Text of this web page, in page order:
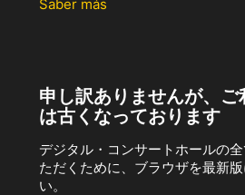
Saber más
申し訳ありませんが、
は古くなっております
デジタル・コンサートホールの
ただくために、ブラウザを最新
い。